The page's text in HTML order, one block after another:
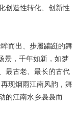
创造性转化、创新性
而出、步履蹁跹的舞
景，千年如新，如梦
最古老、最长的古代
现烟雨江南风韵，舞
的江南水乡袅袅而